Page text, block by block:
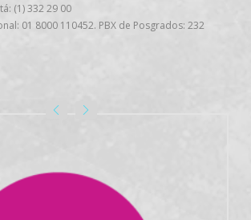
(1) 332 29 00
01 8000 110452. PBX de Posgrados: 232